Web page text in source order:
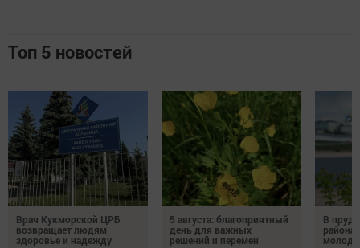
Топ 5 новостей
Врач Кукморской ЦРБ
возвращает людям
здоровье и надежду
5 августа: благоприятный
день для важных
решений и перемен
В
района